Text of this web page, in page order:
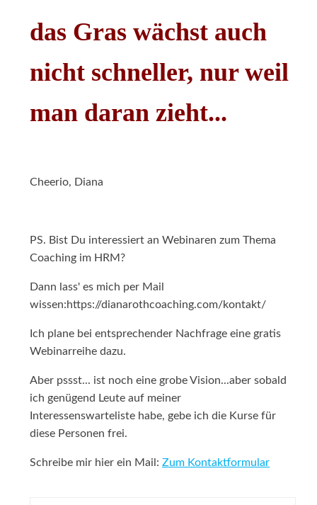
das Gras wächst auch
nicht schneller, nur weil
man daran zieht...
Cheerio, Diana
PS. Bist Du interessiert an Webinaren zum Thema
Coaching im HRM?
Dann lass' es mich per Mail
wissen:https://dianarothcoaching.com/kontakt/
Ich plane bei entsprechender Nachfrage eine gratis
Webinarreihe dazu.
Aber pssst... ist noch eine grobe Vision...aber sobald
ich genügend Leute auf meiner
Interessenswarteliste habe, gebe ich die Kurse für
diese Personen frei.
Schreibe mir hier ein Mail: Zum Kontaktformular